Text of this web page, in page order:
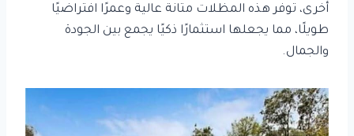
أخرى، توفر هذه المظلات متانة عالية وعمرًا افتراضيًا
طويلًا، مما يجعلها استثمارًا ذكيًا يجمع بين الجودة
والجمال.